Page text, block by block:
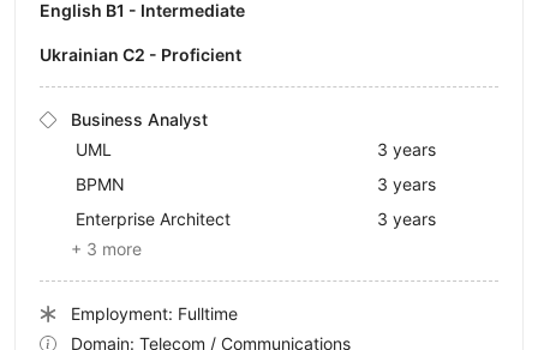
English B1 - Intermediate
Ukrainian C2 - Proficient
Business Analyst
UML
3 years
BPMN
3 years
Enterprise Architect
3 years
+ 3 more
Employment: Fulltime
Domain: Telecom / Communications